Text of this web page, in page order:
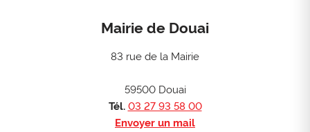
Mairie de Douai
83 rue de la Mairie
59500 Douai
Tél. 03 27 93 58 00
Envoyer un mail